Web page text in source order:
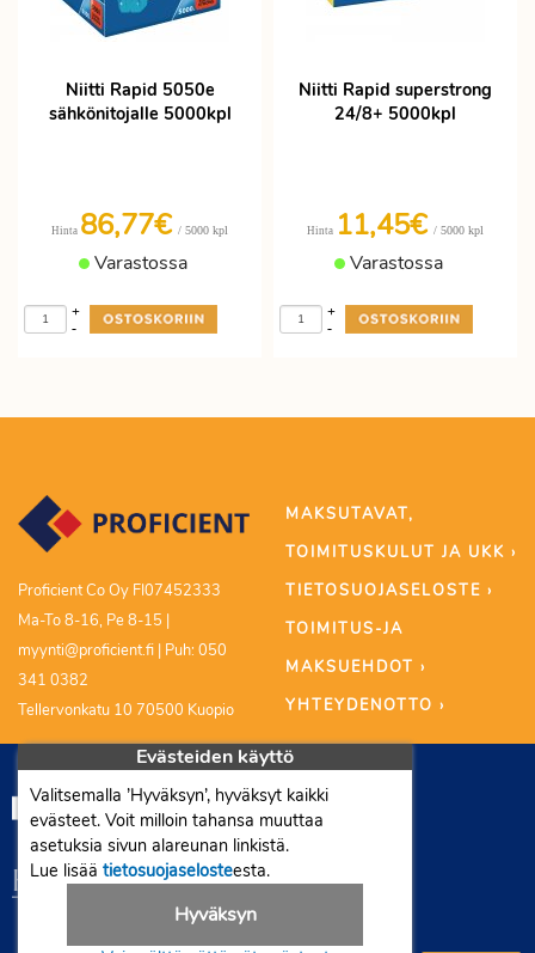
Niitti Rapid 5050e
sähkönitojalle 5000kpl
Hinta 86,77€ / 5000 kpl
Varastossa
-
+
Niitti Rapid superstrong
24/8+ 5000kpl
Hinta 11,45€ / 5000 kpl
Varastossa
-
+
Proficient Co Oy FI07452333
Ma-To 8-16, Pe 8-15 |
myynti@proficient.fi | Puh: 050
341 0382
Tellervonkatu 10 70500 Kuopio
MAKSUTAVAT,
TOIMITUSKULUT JA UKK ›
TIETOSUOJASELOSTE ›
TOIMITUS-JA
MAKSUEHDOT ›
YHTEYDENOTTO ›
Evästeiden käyttö
Valitsemalla ’Hyväksyn’, hyväksyt kaikki
evästeet. Voit milloin tahansa muuttaa
asetuksia sivun alareunan linkistä.
Lue lisää tietosuojaselosteesta.
Hyväksyn